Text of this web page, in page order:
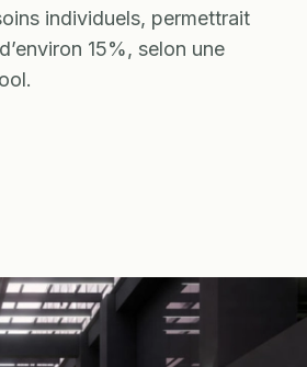
individuels, permettrait
15%, selon une